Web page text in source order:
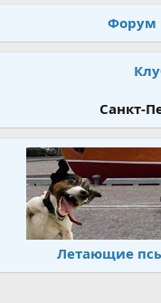
Форум
Санкт-
Летающие